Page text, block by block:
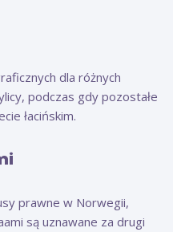
dla różnych
podczas gdy pozostałe
łacińskim.
prawne w Norwegii,
są uznawane za drugi